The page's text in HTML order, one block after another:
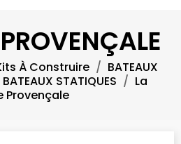
À Construire
BATEAUX
STATIQUES
La
Provençale